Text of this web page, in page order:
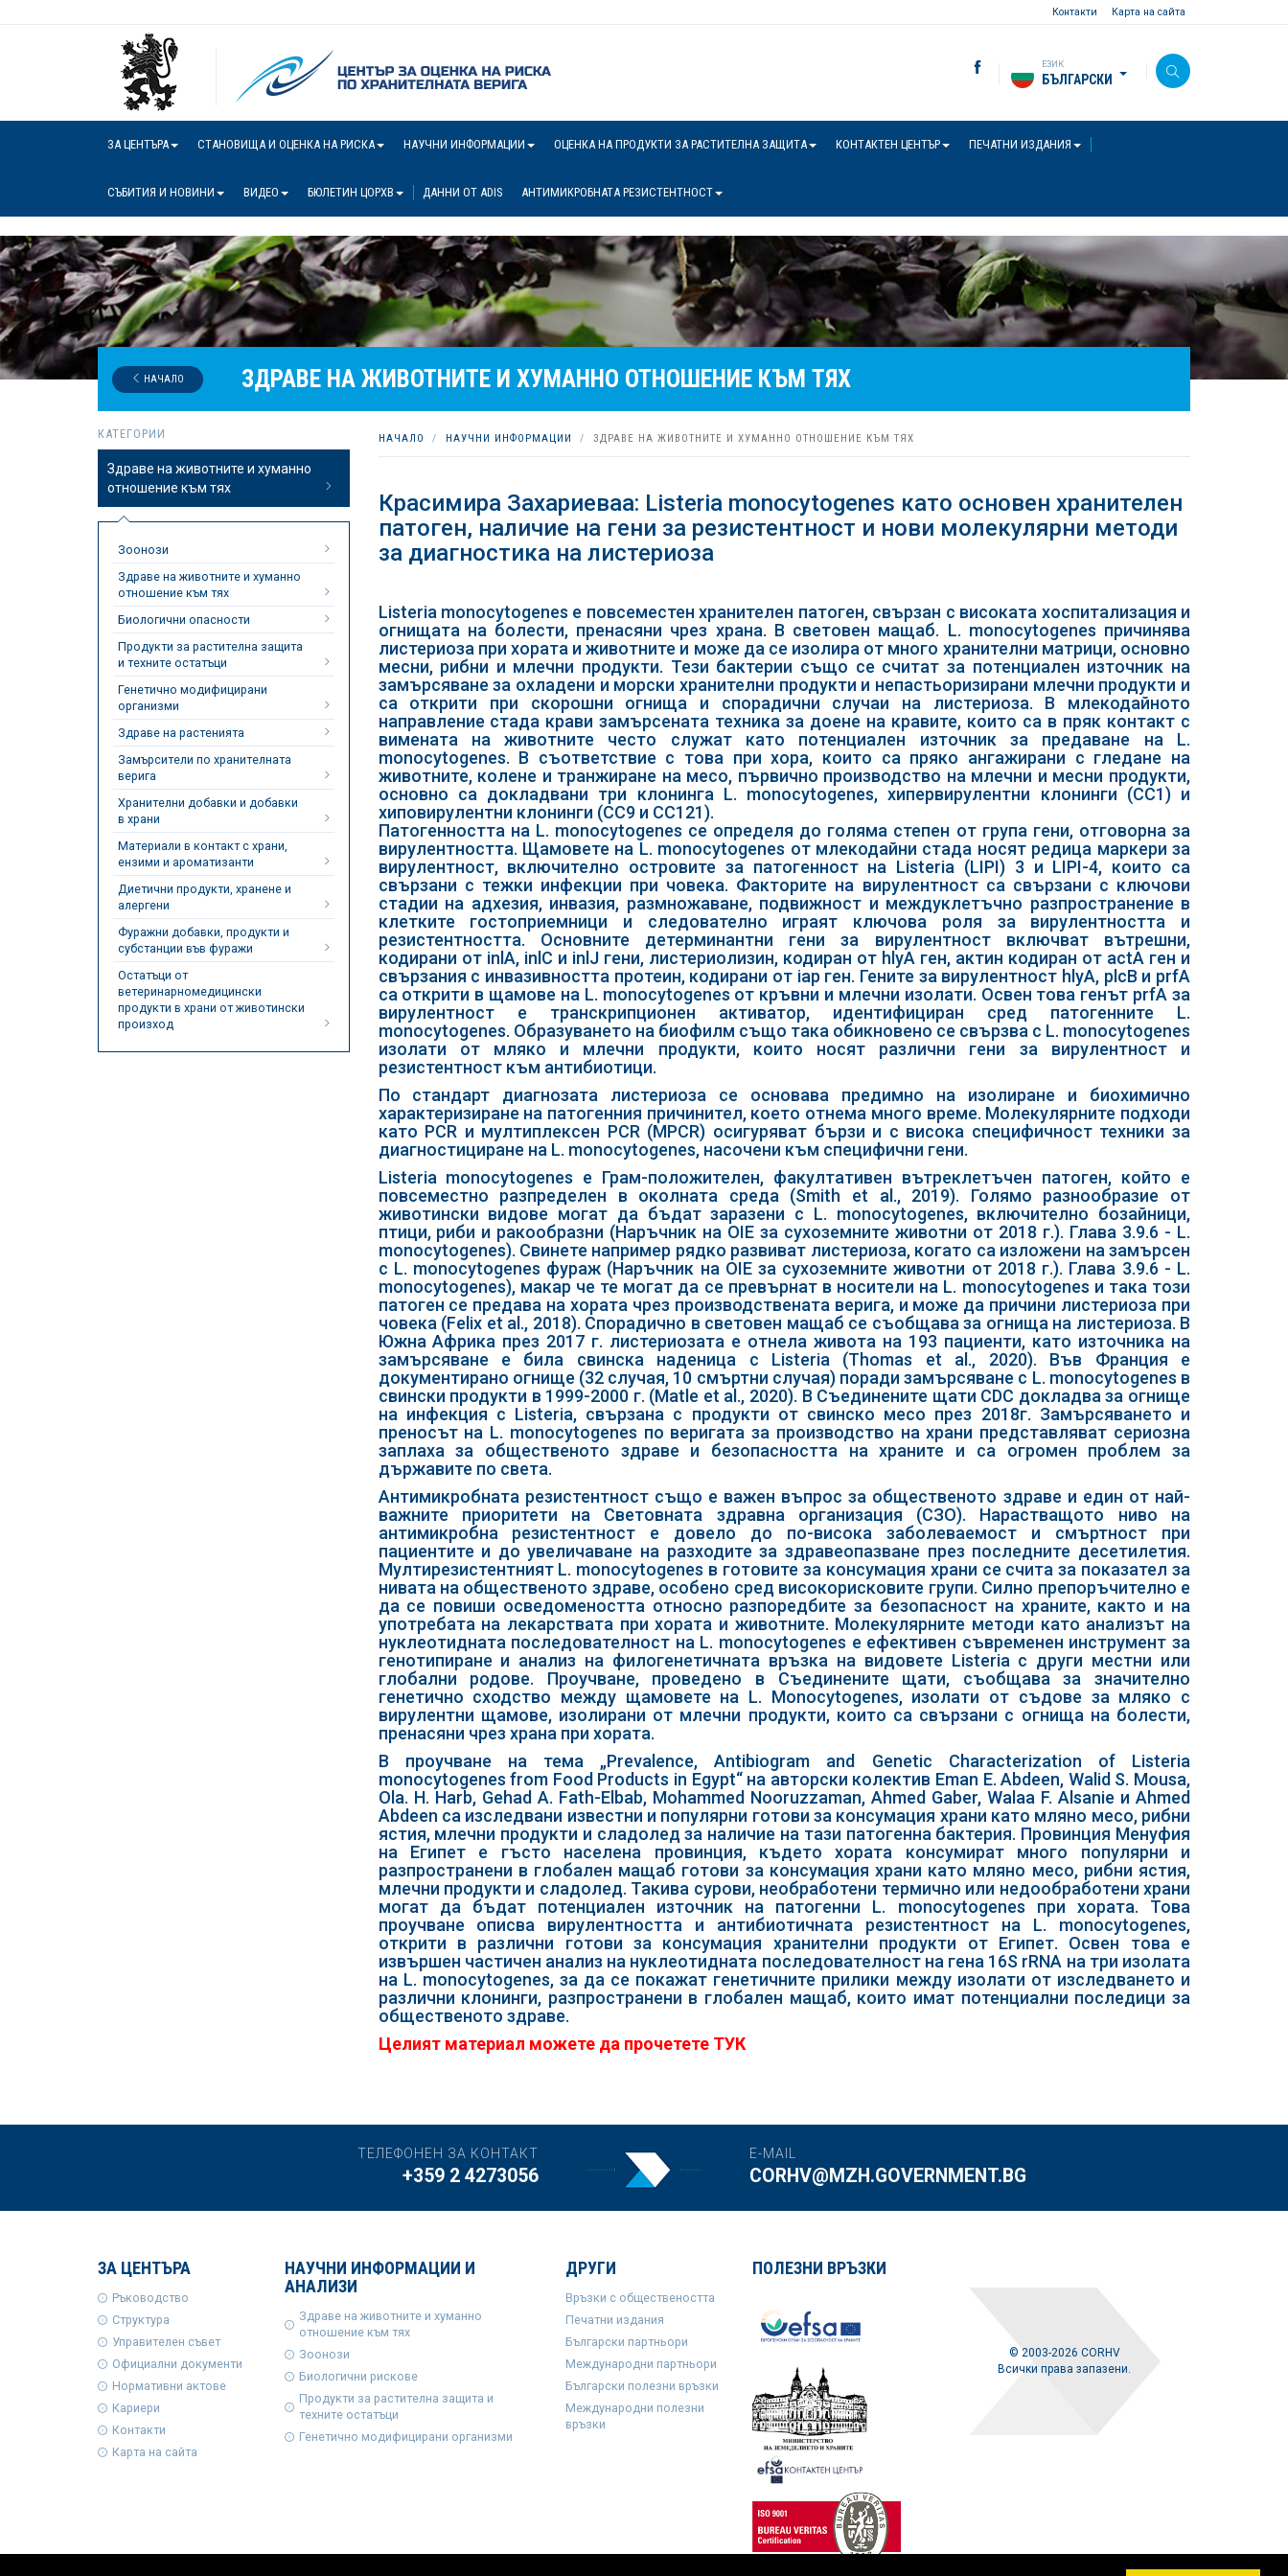
Контакти Карта на сайта
ЕЗИК
БЪЛГАРСКИ
ЗА ЦЕНТЪРА СТАНОВИЩА И ОЦЕНКА НА РИСКА НАУЧНИ ИНФОРМАЦИИ ОЦЕНКА НА ПРОДУКТИ ЗА РАСТИТЕЛНА ЗАЩИТА КОНТАКТЕН ЦЕНТЪР ПЕЧАТНИ ИЗДАНИЯ
СЪБИТИЯ И НОВИНИ ВИДЕО БЮЛЕТИН ЦОРХВ ДАННИ ОТ ADIS АНТИМИКРОБНАТА РЕЗИСТЕНТНОСТ
ЗДРАВЕ НА ЖИВОТНИТЕ И ХУМАННО ОТНОШЕНИЕ КЪМ ТЯХ
НАЧАЛО
КАТЕГОРИИ
Здраве на животните и хуманно
отношение към тях
Зоонози
Здраве на животните и хуманно
отношение към тях
Биологични опасности
Продукти за растителна защита
и техните остатъци
Генетично модифицирани
организми
Здраве на растенията
Замърсители по хранителната
верига
Хранителни добавки и добавки
в храни
Материали в контакт с храни,
ензими и ароматизанти
Диетични продукти, хранене и
алергени
Фуражни добавки, продукти и
субстанции във фуражи
Остатъци от
ветеринарномедицински
продукти в храни от животински
произход
НАЧАЛО НАУЧНИ ИНФОРМАЦИИ ЗДРАВЕ НА ЖИВОТНИТЕ И ХУМАННО ОТНОШЕНИЕ КЪМ ТЯХ
Красимира Захариеваа: Listeria monocytogenes като основен хранителен
патоген, наличие на гени за резистентност и нови молекулярни методи
за диагностика на листериоза
Listeria monocytogenes е повсеместен хранителен патоген, свързан с високата хоспитализация и
огнищата на болести, пренасяни чрез храна. В световен мащаб. L. monocytogenes причинява
листериоза при хората и животните и може да се изолира от много хранителни матрици, основно
месни, рибни и млечни продукти. Тези бактерии също се считат за потенциален източник на
замърсяване за охладени и морски хранителни продукти и непастьоризирани млечни продукти и
са открити при скорошни огнища и спорадични случаи на листериоза. В млекодайното
направление стада крави замърсената техника за доене на кравите, които са в пряк контакт с
вимената на животните често служат като потенциален източник за предаване на L.
monocytogenes. В съответствие с това при хора, които са пряко ангажирани с гледане на
животните, колене и транжиране на месо, първично производство на млечни и месни продукти,
основно са докладвани три клонинга L. monocytogenes, хипервирулентни клонинги (CC1) и
хиповирулентни клонинги (CC9 и CC121).
Патогенността на L. monocytogenes се определя до голяма степен от група гени, отговорна за
вирулентността. Щамовете на L. monocytogenes от млекодайни стада носят редица маркери за
вирулентност, включително островите за патогенност на Listeria (LIPI) 3 и LIPI-4, които са
свързани с тежки инфекции при човека. Факторите на вирулентност са свързани с ключови
стадии на адхезия, инвазия, размножаване, подвижност и междуклетъчно разпространение в
клетките гостоприемници и следователно играят ключова роля за вирулентността и
резистентността. Основните детерминантни гени за вирулентност включват вътрешни,
кодирани от inlA, inlC и inlJ гени, листериолизин, кодиран от hlyA ген, актин кодиран от actA ген и
свързания с инвазивността протеин, кодирани от iap ген. Гените за вирулентност hlyA, plcB и prfА
са открити в щамове на L. monocytogenes от кръвни и млечни изолати. Освен това генът prfA за
вирулентност е транскрипционен активатор, идентифициран сред патогенните L.
monocytogenes. Образуването на биофилм също така обикновено се свързва с L. monocytogenes
изолати от мляко и млечни продукти, които носят различни гени за вирулентност и
резистентност към антибиотици.
По стандарт диагнозата листериоза се основава предимно на изолиране и биохимично
характеризиране на патогенния причинител, което отнема много време. Молекулярните подходи
като PCR и мултиплексен PCR (MPCR) осигуряват бързи и с висока специфичност техники за
диагностициране на L. monocytogenes, насочени към специфични гени.
Listeria monocytogenes е Грам-положителен, факултативен вътреклетъчен патоген, който е
повсеместно разпределен в околната среда (Smith et al., 2019). Голямо разнообразие от
животински видове могат да бъдат заразени с L. monocytogenes, включително бозайници,
птици, риби и ракообразни (Наръчник на OIE за сухоземните животни от 2018 г.). Глава 3.9.6 - L.
monocytogenes). Свинете например рядко развиват листериоза, когато са изложени на замърсен
с L. monocytogenes фураж (Наръчник на OIE за сухоземните животни от 2018 г.). Глава 3.9.6 - L.
monocytogenes), макар че те могат да се превърнат в носители на L. monocytogenes и така този
патоген се предава на хората чрез производствената верига, и може да причини листериоза при
човека (Felix et al., 2018). Спорадично в световен мащаб се съобщава за огнища на листериоза. В
Южна Африка през 2017 г. листериозата е отнела живота на 193 пациенти, като източника на
замърсяване е била свинска наденица с Listeria (Thomas et al., 2020). Във Франция е
документирано огнище (32 случая, 10 смъртни случая) поради замърсяване с L. monocytogenes в
свински продукти в 1999-2000 г. (Matle et al., 2020). В Съединените щати CDC докладва за огнище
на инфекция с Listeria, свързана с продукти от свинско месо през 2018г. Замърсяването и
преносът на L. monocytogenes по веригата за производство на храни представляват сериозна
заплаха за общественото здраве и безопасността на храните и са огромен проблем за
държавите по света.
Антимикробната резистентност също е важен въпрос за общественото здраве и един от най-
важните приоритети на Световната здравна организация (СЗО). Нарастващото ниво на
антимикробна резистентност е довело до по-висока заболеваемост и смъртност при
пациентите и до увеличаване на разходите за здравеопазване през последните десетилетия.
Мултирезистентният L. monocytogenes в готовите за консумация храни се счита за показател за
нивата на общественото здраве, особено сред високорисковите групи. Силно препоръчително е
да се повиши осведомеността относно разпоредбите за безопасност на храните, както и на
употребата на лекарствата при хората и животните. Молекулярните методи като анализът на
нуклеотидната последователност на L. monocytogenes е ефективен съвременен инструмент за
генотипиране и анализ на филогенетичната връзка на видовете Listeria с други местни или
глобални родове. Проучване, проведено в Съединените щати, съобщава за значително
генетично сходство между щамовете на L. Monocytogenes, изолати от съдове за мляко с
вирулентни щамове, изолирани от млечни продукти, които са свързани с огнища на болести,
пренасяни чрез храна при хората.
В проучване на тема „Prevalence, Antibiogram and Genetic Characterization of Listeria
monocytogenes from Food Products in Egypt“ на авторски колектив Eman E. Abdeen, Walid S. Mousa,
Ola. H. Harb, Gehad A. Fath-Elbab, Mohammed Nooruzzaman, Ahmed Gaber, Walaa F. Alsanie и Ahmed
Abdeen са изследвани известни и популярни готови за консумация храни като мляно месо, рибни
ястия, млечни продукти и сладолед за наличие на тази патогенна бактерия. Провинция Менуфия
на Египет е гъсто населена провинция, където хората консумират много популярни и
разпространени в глобален мащаб готови за консумация храни като мляно месо, рибни ястия,
млечни продукти и сладолед. Такива сурови, необработени термично или недообработени храни
могат да бъдат потенциален източник на патогенни L. monocytogenes при хората. Това
проучване описва вирулентността и антибиотичната резистентност на L. monocytogenes,
открити в различни готови за консумация хранителни продукти от Египет. Освен това е
извършен частичен анализ на нуклеотидната последователност на гена 16S rRNA на три изолата
на L. monocytogenes, за да се покажат генетичните прилики между изолати от изследването и
различни клонинги, разпространени в глобален мащаб, които имат потенциални последици за
общественото здраве.
Целият материал можете да прочетете ТУК
ТЕЛЕФОНЕН ЗА КОНТАКТ
+359 2 4273056
E-MAIL
CORHV@MZH.GOVERNMENT.BG
ЗА ЦЕНТЪРА
Ръководство
Структура
Управителен съвет
Официални документи
Нормативни актове
Кариери
Контакти
Карта на сайта
НАУЧНИ ИНФОРМАЦИИ И
АНАЛИЗИ
Здраве на животните и хуманно
отношение към тях
Зоонози
Биологични рискове
Продукти за растителна защита и
техните остатъци
Генетично модифицирани организми
ДРУГИ
Връзки с обществеността
Печатни издания
Български партньори
Международни партньори
Български полезни връзки
Международни полезни
връзки
ПОЛЕЗНИ ВРЪЗКИ
© 2003-2026 CORHV
Всички права запазени.